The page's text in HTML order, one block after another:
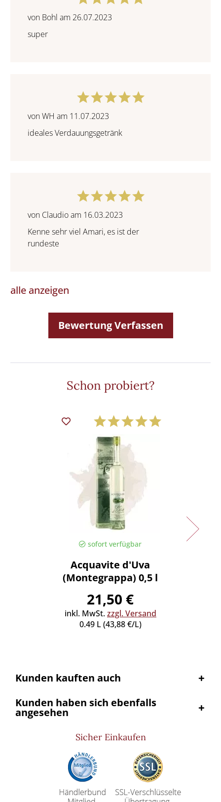
von Bohl am 26.07.2023
super
von WH am 11.07.2023
ideales Verdauungsgetränk
von Claudio am 16.03.2023
Kenne sehr viel Amari, es ist der
rundeste
alle anzeigen
Bewertung Verfassen
Schon probiert?
sofort verfügbar
Acquavite d'Uva
(Montegrappa) 0,5 l
21,50 €
inkl. MwSt.zzgl. Versand
0.49 L (43,88 €/L)
Kunden kauften auch
Kunden haben sich ebenfalls
angesehen
Sicher Einkaufen